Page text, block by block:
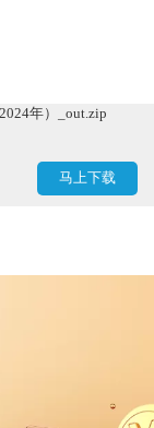
年）_out.zip
马上下载